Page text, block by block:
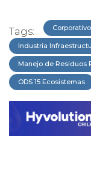
Tags:
Industria
Manejo de Residuos
ODS 15 Ecosistemas